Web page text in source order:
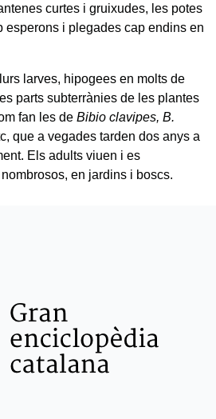
curtes i gruixudes, les potes
esperons i plegades cap endins en
larves, hipogees en molts de
parts subterrànies de les plantes
fan les de Bibio clavipes, B.
que a vegades tarden dos anys a
Els adults viuen i es
en jardins i boscs.